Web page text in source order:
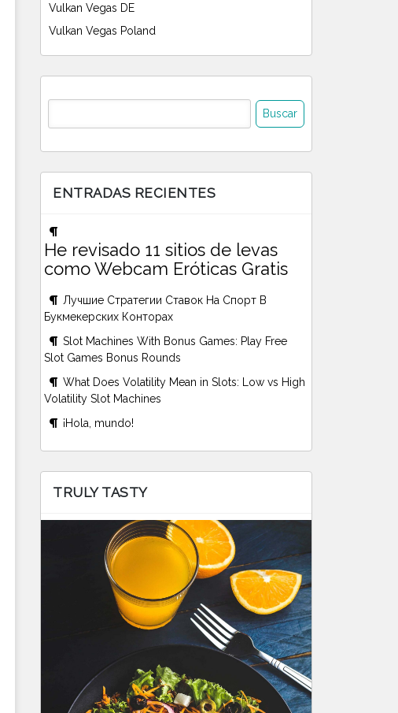
Vulkan Vegas DE
Vulkan Vegas Poland
Buscar:
ENTRADAS RECIENTES
He revisado 11 sitios de levas
como Webcam Eróticas Gratis
Лучшие Стратегии Ставок На Спорт В
Букмекерских Конторах
Slot Machines With Bonus Games: Play Free
Slot Games Bonus Rounds
What Does Volatility Mean in Slots: Low vs High
Volatility Slot Machines
¡Hola, mundo!
TRULY TASTY